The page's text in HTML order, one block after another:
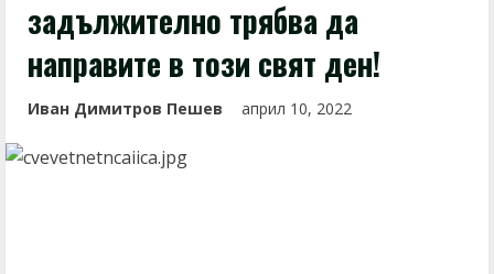
задължително трябва да
направите в този свят ден!
Иван Димитров Пешев април 10, 2022